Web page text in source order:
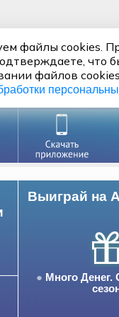
Выиграй на
Много
файлы cookies.
что
файлов